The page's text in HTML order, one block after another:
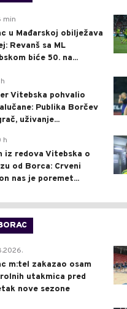
min
u Mađarskoj obilježava
Revanš sa ML
biće 50. na...
Vitebska pohvalio
Publika Borčev
uživanje...
h
iz redova Vitebska o
od Borca: Crveni
nas je poremet...
m:tel zakazao osam
utakmica pred
nove sezone